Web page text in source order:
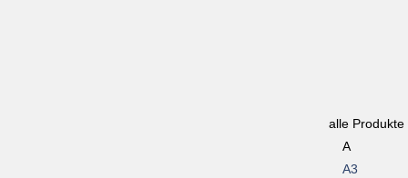
alle
A
A3